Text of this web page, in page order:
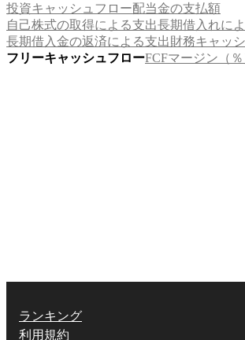
投資キャッシュフロー配当金の支払額
自己株式の取得による支出長期借入れに
長期借入金の返済による支出財務キャッ
フリーキャッシュフローFCFマージン（％
ランキング
利用規約